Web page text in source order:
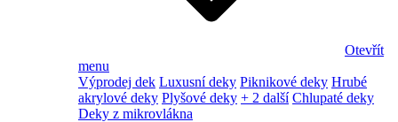
Otevřít
menu
Výprodej dek Luxusní deky Piknikové deky Hrubé
akrylové deky Plyšové deky + 2 další Chlupaté deky
Deky z mikrovlákna